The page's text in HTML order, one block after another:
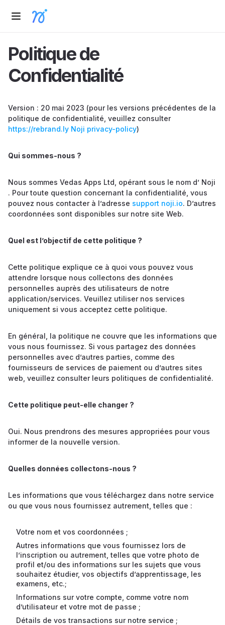
Politique de
Confidentialité
Version : 20 mai 2023 (pour les versions précédentes de la
politique de confidentialité, veuillez consulter
https://rebrand.ly Noji privacy-policy)
Qui sommes-nous ?
Nous sommes Vedas Apps Ltd, opérant sous le nom d’ Noji
. Pour toute question concernant la confidentialité, vous
pouvez nous contacter à l’adresse support noji.io. D’autres
coordonnées sont disponibles sur notre site Web.
Quel est l’objectif de cette politique ?
Cette politique explique ce à quoi vous pouvez vous
attendre lorsque nous collectons des données
personnelles auprès des utilisateurs de notre
application/services. Veuillez utiliser nos services
uniquement si vous acceptez cette politique.
En général, la politique ne couvre que les informations que
vous nous fournissez. Si vous partagez des données
personnelles avec d’autres parties, comme des
fournisseurs de services de paiement ou d’autres sites
web, veuillez consulter leurs politiques de confidentialité.
Cette politique peut-elle changer ?
Oui. Nous prendrons des mesures appropriées pour vous
informer de la nouvelle version.
Quelles données collectons-nous ?
Les informations que vous téléchargez dans notre service
ou que vous nous fournissez autrement, telles que :
Votre nom et vos coordonnées ;
Autres informations que vous fournissez lors de
l’inscription ou autrement, telles que votre photo de
profil et/ou des informations sur les sujets que vous
souhaitez étudier, vos objectifs d’apprentissage, les
examens, etc.;
Informations sur votre compte, comme votre nom
d’utilisateur et votre mot de passe ;
Détails de vos transactions sur notre service ;